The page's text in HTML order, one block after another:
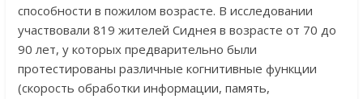
способности в пожилом возрасте. В исследовании
участвовали 819 жителей Сиднея в возрасте от 70 до
90 лет, у которых предварительно были
протестированы различные когнитивные функции
(скорость обработки информации, память,